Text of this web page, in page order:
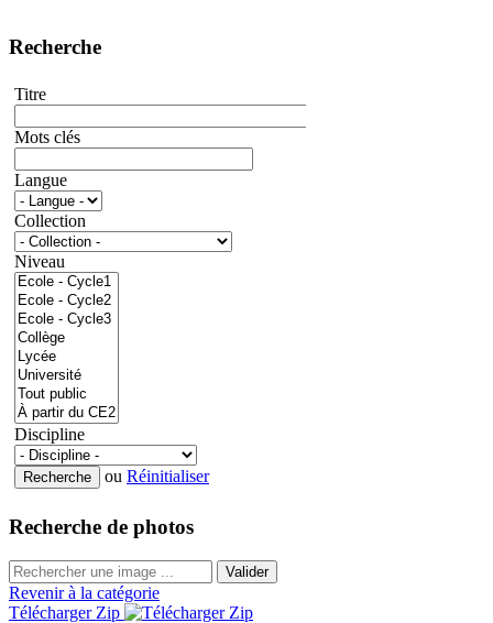
Recherche
Titre
Mots clés
Langue
Collection
Niveau
Discipline
ou Réinitialiser
Recherche de photos
Valider
Revenir à la catégorie
Télécharger Zip